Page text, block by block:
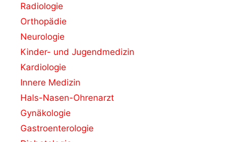
Radiologie
Orthopädie
Neurologie
Kinder- und Jugendmedizin
Kardiologie
Innere Medizin
Hals-Nasen-Ohrenarzt
Gynäkologie
Gastroenterologie